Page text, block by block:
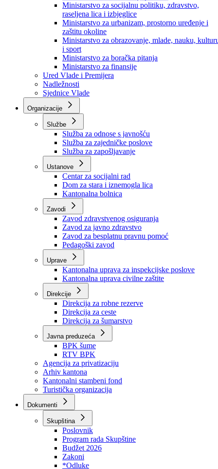
Ministarstvo za privredu
Ministarstvo za pravosuđe, upravu i radne odnose
Ministarstvo za unutrašnje poslove
Ministarstvo za socijalnu politiku, zdravstvo,
raseljena lica i izbjeglice
Ministarstvo za urbanizam, prostorno uređenje i
zaštitu okoline
Ministarstvo za obrazovanje, mlade, nauku,
i sport
Ministarstvo za boračka pitanja
Ministarstvo za finansije
Ured Vlade i Premijera
Nadležnosti
Sjednice Vlade
Organizacije
Službe
Služba za odnose s javnošću
Služba za zajedničke poslove
Služba za zapošljavanje
Ustanove
Centar za socijalni rad
Dom za stara i iznemogla lica
Kantonalna bolnica
Zavodi
Zavod zdravstvenog osiguranja
Zavod za javno zdravstvo
Zavod za besplatnu pravnu pomoć
Pedagoški zavod
Kantonalna uprava za inspekcijske poslove
Kantonalna uprava civilne zaštite
Direkcije
Direkcija za robne rezerve
Direkcija za ceste
Direkcija za šumarstvo
Javna preduzeća
BPK šume
RTV BPK
Agencija za privatizaciju
Arhiv kantona
Kantonalni stambeni fond
Turistička organizacija
Dokumenti
Skupština
Poslovnik
Program rada Skupštine